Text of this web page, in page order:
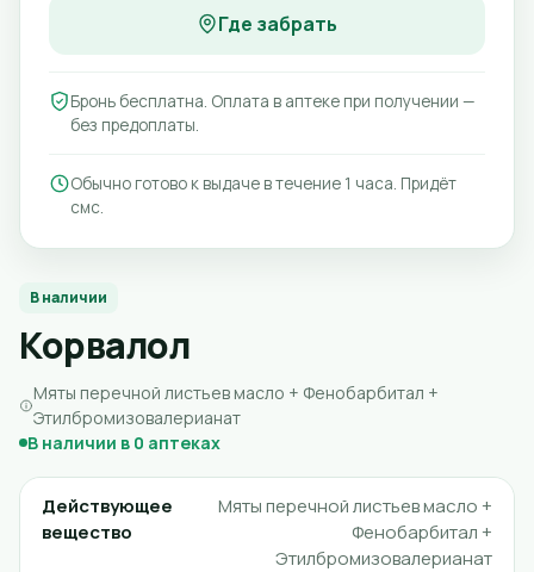
В наличии
Корвалол
Мяты перечной листьев масло + Фенобарбитал +
Этилбромизовалерианат
В наличии в 0 аптеках
Действующее
вещество
Мяты перечной листьев масло +
Фенобарбитал +
Этилбромизовалерианат
Где забрать
Бронь бесплатна. Оплата в аптеке при получении —
без предоплаты.
Обычно готово к выдаче в течение 1 часа. Придёт
смс.